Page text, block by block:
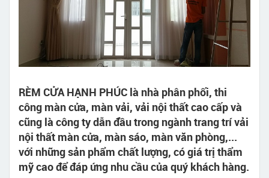
RÈM CỬA HẠNH PHÚC là nhà phân phối, thi
công màn cửa, màn vải, vải nội thất cao cấp và
cũng là công ty dẫn đầu trong ngành trang trí vải
nội thất màn cửa, màn sáo, màn văn phòng,...
với những sản phẩm chất lượng, có giá trị thẩm
mỹ cao để đáp ứng nhu cầu của quý khách hàng.